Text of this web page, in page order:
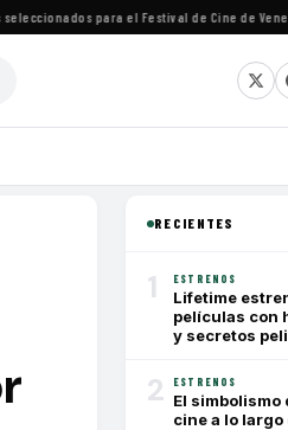
para el Festival de Cine de Venecia
RECIENTES
1 ESTRENOS
Lifetime
películas con
y secretos
2 ESTRENOS
El simbolismo
cine a lo